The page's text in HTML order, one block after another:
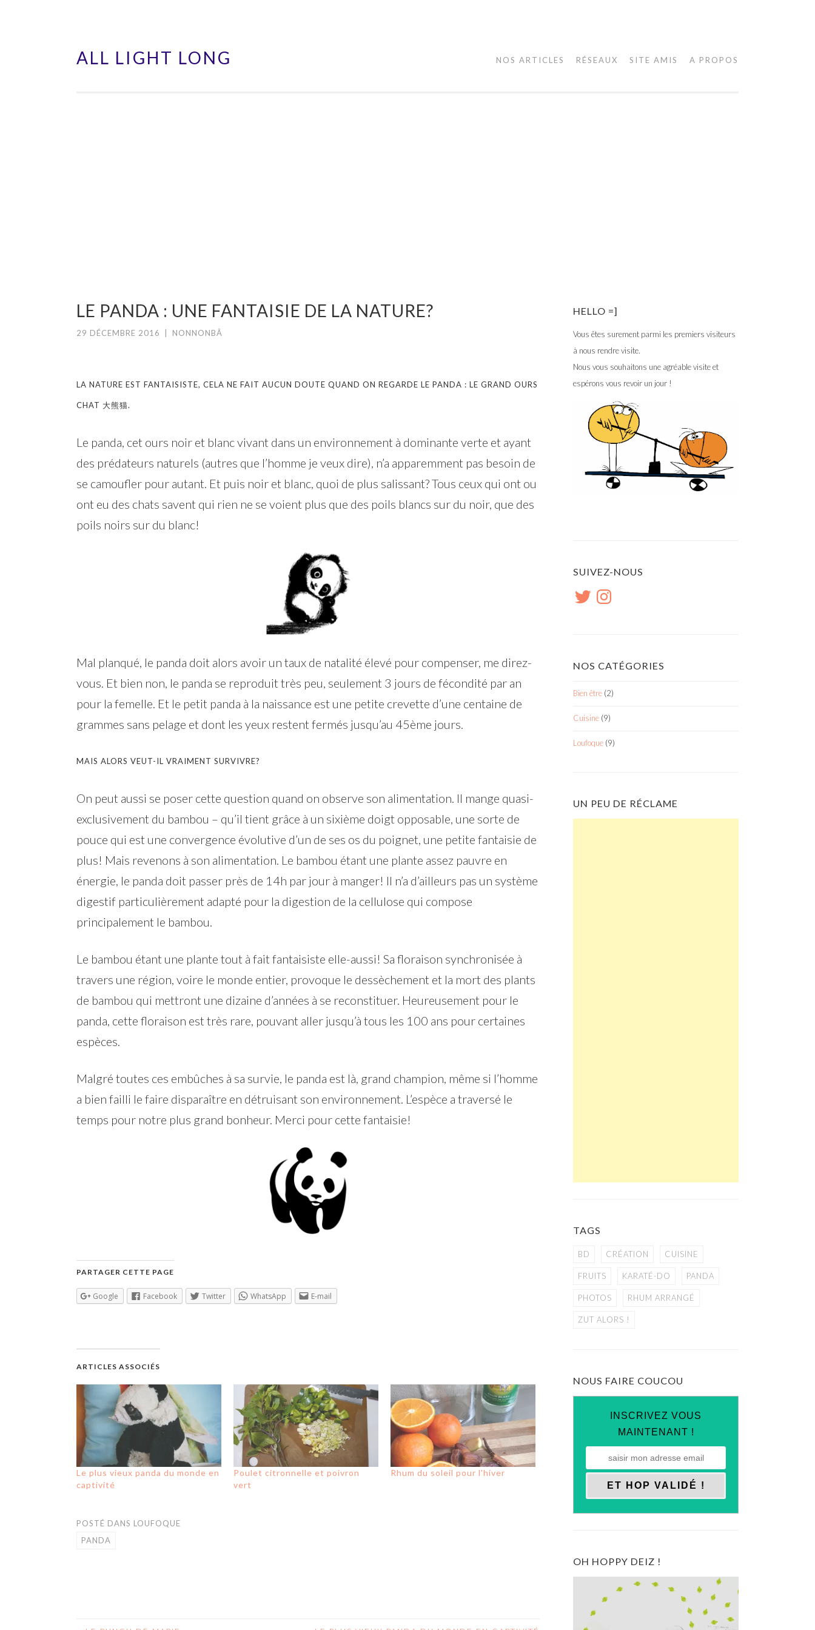
Aller
ALL LIGHT LONG NOS ARTICLES RÉSEAUX SITE AMIS A PROPOS
LE PANDA : UNE FANTAISIE DE LA NATURE?
29 DÉCEMBRE 2016 NONNONBÂ
LA NATURE EST FANTAISISTE, CELA NE FAIT AUCUN DOUTE QUAND ON REGARDE LE PANDA : LE GRAND OURS
CHAT 大熊猫.
Le panda, cet ours noir et blanc vivant dans un environnement à dominante verte et ayant
des prédateurs naturels (autres que l’homme je veux dire), n’a apparemment pas besoin de
se camoufler pour autant. Et puis noir et blanc, quoi de plus salissant? Tous ceux qui ont ou
ont eu des chats savent qui rien ne se voient plus que des poils blancs sur du noir, que des
poils noirs sur du blanc!
Mal planqué, le panda doit alors avoir un taux de natalité élevé pour compenser, me direz-
vous. Et bien non, le panda se reproduit très peu, seulement 3 jours de fécondité par an
pour la femelle. Et le petit panda à la naissance est une petite crevette d’une centaine de
grammes sans pelage et dont les yeux restent fermés jusqu’au 45ème jours.
MAIS ALORS VEUT-IL VRAIMENT SURVIVRE?
On peut aussi se poser cette question quand on observe son alimentation. Il mange quasi-
exclusivement du bambou – qu’il tient grâce à un sixième doigt opposable, une sorte de
pouce qui est une convergence évolutive d’un de ses os du poignet, une petite fantaisie de
plus! Mais revenons à son alimentation. Le bambou étant une plante assez pauvre en
énergie, le panda doit passer près de 14h par jour à manger! Il n’a d’ailleurs pas un système
digestif particulièrement adapté pour la digestion de la cellulose qui compose
principalement le bambou.
Le bambou étant une plante tout à fait fantaisiste elle-aussi! Sa floraison synchronisée à
travers une région, voire le monde entier, provoque le dessèchement et la mort des plants
de bambou qui mettront une dizaine d’années à se reconstituer. Heureusement pour le
panda, cette floraison est très rare, pouvant aller jusqu’à tous les 100 ans pour certaines
espèces.
Malgré toutes ces embûches à sa survie, le panda est là, grand champion, même si l’homme
a bien failli le faire disparaître en détruisant son environnement. L’espèce a traversé le
temps pour notre plus grand bonheur. Merci pour cette fantaisie!
PARTAGER CETTE PAGE
Google Facebook Twitter WhatsApp E-mail
ARTICLES ASSOCIÉS
Le plus vieux panda du monde en
captivité
Poulet citronnelle et poivron
vert
Rhum du soleil pour l'hiver
POSTÉ DANS LOUFOQUE
PANDA
HELLO =]
Vous êtes surement parmi les premiers visiteurs
à nous rendre visite.
Nous vous souhaitons une agréable visite et
espérons vous revoir un jour !
SUIVEZ-NOUS
Twitter Instagram
NOS CATÉGORIES
Bien être (2)
Cuisine (9)
Loufoque (9)
UN PEU DE RÉCLAME
TAGS
BD CRÉATION CUISINE
FRUITS KARATÉ-DO PANDA
PHOTOS RHUM ARRANGÉ
ZUT ALORS !
NOUS FAIRE COUCOU
INSCRIVEZ VOUS
MAINTENANT !
OH HOPPY DEIZ !